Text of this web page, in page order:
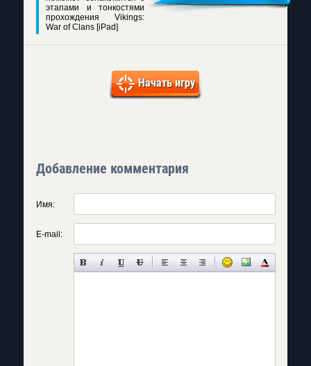
этапами и тонкостями
прохождения Vikings:
War of Clans [iPad]
Начать игру
Добавление комментария
Имя:
E-mail: